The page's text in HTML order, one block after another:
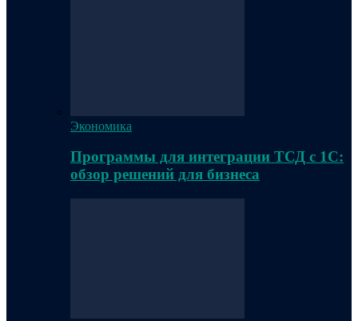
Экономика
Программы для интеграции ТСД с 1С:
обзор решений для бизнеса